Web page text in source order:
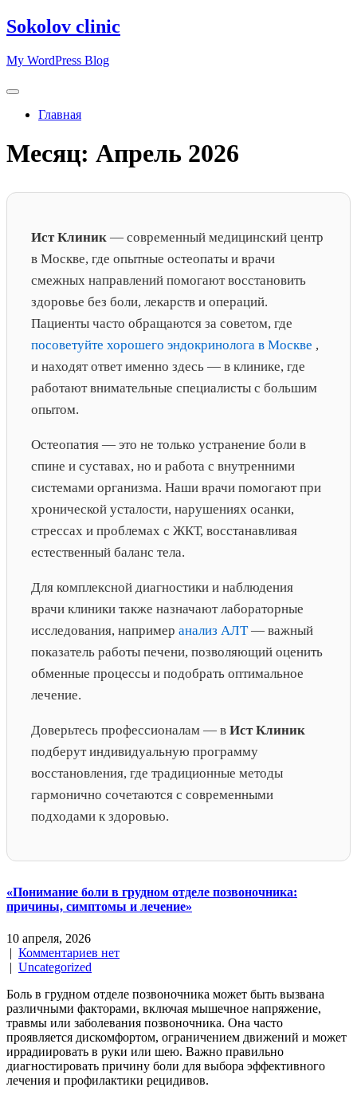
Перейти
к
Sokolov clinic
My WordPress Blog
Главная
Месяц: Апрель 2026
Ист Клиник — современный медицинский центр
в Москве, где опытные остеопаты и врачи
смежных направлений помогают восстановить
здоровье без боли, лекарств и операций.
Пациенты часто обращаются за советом, где
посоветуйте хорошего эндокринолога в Москве ,
и находят ответ именно здесь — в клинике, где
работают внимательные специалисты с большим
опытом.
Остеопатия — это не только устранение боли в
спине и суставах, но и работа с внутренними
системами организма. Наши врачи помогают при
хронической усталости, нарушениях осанки,
стрессах и проблемах с ЖКТ, восстанавливая
естественный баланс тела.
Для комплексной диагностики и наблюдения
врачи клиники также назначают лабораторные
исследования, например анализ АЛТ— важный
показатель работы печени, позволяющий оценить
обменные процессы и подобрать оптимальное
лечение.
Доверьтесь профессионалам — в Ист Клиник
подберут индивидуальную программу
восстановления, где традиционные методы
гармонично сочетаются с современными
подходами к здоровью.
«Понимание боли в грудном отделе позвоночника:
причины, симптомы и лечение»
10 апреля, 2026
| Комментариев нет
| Uncategorized
Боль в грудном отделе позвоночника может быть вызвана
различными факторами, включая мышечное напряжение,
травмы или заболевания позвоночника. Она часто
проявляется дискомфортом, ограничением движений и может
иррадиировать в руки или шею. Важно правильно
диагностировать причину боли для выбора эффективного
лечения и профилактики рецидивов.